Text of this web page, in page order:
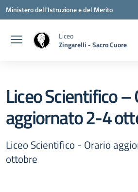
Vai ai contenuti
Vai al menu di navigazione
Vai al footer
Ministero dell'Istruzione e del Merito
Liceo
Zingarelli - Sacro Cuore
Liceo Scientifico –
aggiornato 2-4
Liceo Scientifico - Orario
ottobre